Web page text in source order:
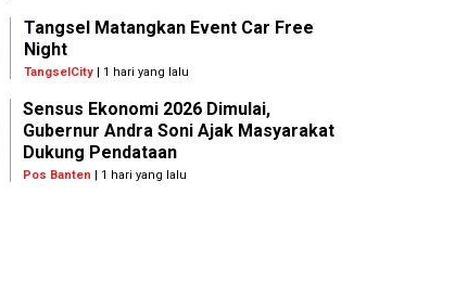
Tangsel Matangkan Event Car Free
Night
TangselCity| 1 hari yang lalu
Sensus Ekonomi 2026 Dimulai,
Gubernur Andra Soni Ajak Masyarakat
Dukung Pendataan
Pos Banten | 1 hari yang lalu